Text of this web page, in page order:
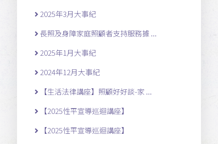
2025年3月大事紀
長照及身障家庭照顧者支持服務據 ...
2025年1月大事紀
2024年12月大事紀
【生活法律講座】照顧好好談-家 ...
【2025性平宣導巡迴講座】
【2025性平宣導巡迴講座】